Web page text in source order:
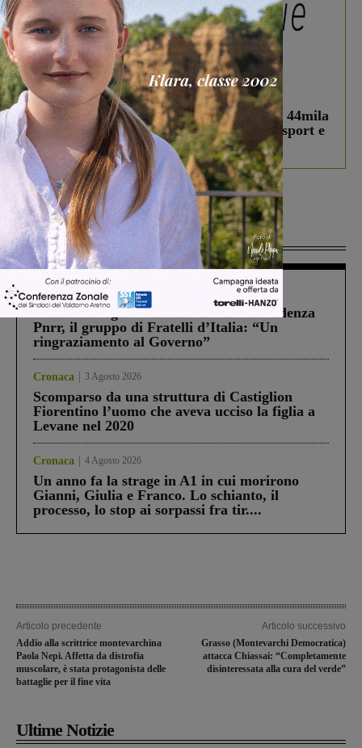
In vetrina 3 Agosto 2026
Estra Notizie agosto: Smart Cities, oltre 44mila
studenti coinvolti, torna il bando per lo sport e
debutta il podcast Estrair
Più lette
Figline Incisa Valdarno
Piscina di Figline finanziata oltre la scadenza
Pnrr, il gruppo di Fratelli d’Italia: “Un
ringraziamento al Governo”
Cronaca 3 Agosto 2026
Scomparso da una struttura di Castiglion
Fiorentino l’uomo che aveva ucciso la figlia a
Levane nel 2020
Cronaca 4 Agosto 2026
Un anno fa la strage in A1 in cui morirono
Gianni, Giulia e Franco. Lo schianto, il
processo, lo stop ai sorpassi fra tir....
Articolo precedente
Addio alla scrittrice montevarchina
Paola Nepi. Affetta da distrofia
muscolare, è stata protagonista delle
battaglie per il fine vita
Articolo successivo
Grasso (Montevarchi Democratica)
attacca Chiassai: “Completamente
disinteressata alla cura del verde”
Ultime Notizie